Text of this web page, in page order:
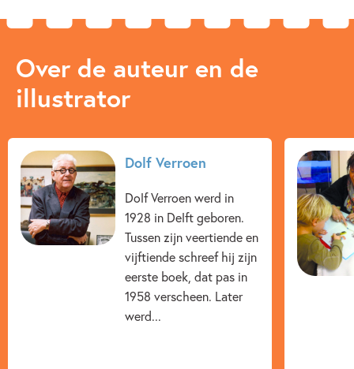
Over de auteur en de
illustrator
Dolf Verroen
Dolf Verroen werd in
1928 in Delft geboren.
Tussen zijn veertiende en
vijftiende schreef hij zijn
eerste boek, dat pas in
1958 verscheen. Later
werd...